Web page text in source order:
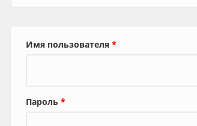
Имя пользователя *
Пароль *